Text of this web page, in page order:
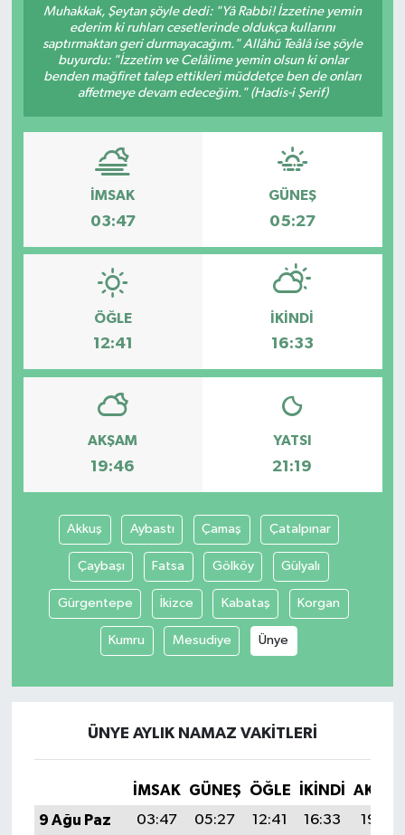
Muhakkak, Şeytan şöyle dedi: "Yâ Rabbi! İzzetine yemin
ederim ki ruhları cesetlerinde oldukça kullarını
saptırmaktan geri durmayacağım." Allâhü Teâlâ ise şöyle
buyurdu: "İzzetim ve Celâlime yemin olsun ki onlar
benden mağfiret talep ettikleri müddetçe ben de onları
affetmeye devam edeceğim." (Hadis-i Şerif)
İMSAK
03:47
GÜNEŞ
05:27
ÖĞLE
12:41
İKINDI
16:33
AKŞAM
19:46
YATSI
21:19
Akkuş Aybastı Çamaş Çatalpınar
Çaybaşı Fatsa Gölköy Gülyalı
Gürgentepe İkizce Kabataş Korgan
Kumru Mesudiye Ünye
ÜNYE AYLIK NAMAZ VAKITLERI
İMSAK GÜNEŞ ÖĞLE İKINDI
9 Ağu Paz
03:47 05:27 12:41 16:33
19:46
Sağlık
Siyaset
Spor
Teknoloji